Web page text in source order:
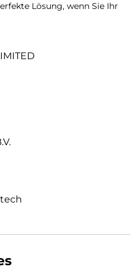
Lösung, wenn Sie Ihr
und gleichzeitig Ihr
Designs und der dünnen
kaum sichtbar.